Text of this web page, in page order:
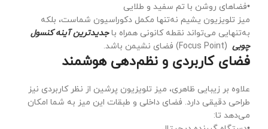
•فضاهای روشن با تم سفید و طلایی
میز تلویزیون یشیم نه‌تنها مکمل دکوراسیون شماست، بلکه
به‌تنهایی می‌تواند نقطه کانونی همراه باجدیدترین آینه کنسول
چوبی (Focus Point) فضای نشیمن باشد.
فضای کاربردی و نظم‌دهی هوشمند
علاوه بر زیبایی ظاهری، میز تلویزیون پرشین از نظر کاربردی نیز
طراحی دقیقی دارد. فضای داخلی و طبقات این میز به شما امکان
می‌دهد تا: